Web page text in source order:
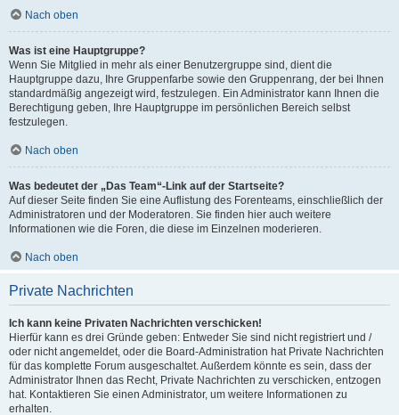
Nach oben
Was ist eine Hauptgruppe?
Wenn Sie Mitglied in mehr als einer Benutzergruppe sind, dient die
Hauptgruppe dazu, Ihre Gruppenfarbe sowie den Gruppenrang, der bei Ihnen
standardmäßig angezeigt wird, festzulegen. Ein Administrator kann Ihnen die
Berechtigung geben, Ihre Hauptgruppe im persönlichen Bereich selbst
festzulegen.
Nach oben
Was bedeutet der „Das Team“-Link auf der Startseite?
Auf dieser Seite finden Sie eine Auflistung des Forenteams, einschließlich der
Administratoren und der Moderatoren. Sie finden hier auch weitere
Informationen wie die Foren, die diese im Einzelnen moderieren.
Nach oben
Private Nachrichten
Ich kann keine Privaten Nachrichten verschicken!
Hierfür kann es drei Gründe geben: Entweder Sie sind nicht registriert und /
oder nicht angemeldet, oder die Board-Administration hat Private Nachrichten
für das komplette Forum ausgeschaltet. Außerdem könnte es sein, dass der
Administrator Ihnen das Recht, Private Nachrichten zu verschicken, entzogen
hat. Kontaktieren Sie einen Administrator, um weitere Informationen zu
erhalten.